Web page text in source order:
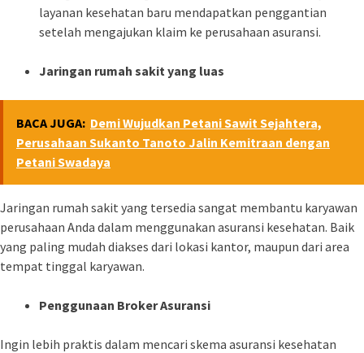
layanan kesehatan baru mendapatkan penggantian
setelah mengajukan klaim ke perusahaan asuransi.
Jaringan rumah sakit yang luas
BACA JUGA: Demi Wujudkan Petani Sawit Sejahtera,
Perusahaan Sukanto Tanoto Jalin Kemitraan dengan
Petani Swadaya
Jaringan rumah sakit yang tersedia sangat membantu karyawan
perusahaan Anda dalam menggunakan asuransi kesehatan. Baik
yang paling mudah diakses dari lokasi kantor, maupun dari area
tempat tinggal karyawan.
Penggunaan Broker Asuransi
Ingin lebih praktis dalam mencari skema asuransi kesehatan